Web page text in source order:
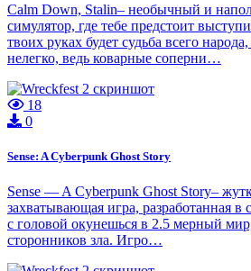
Calm Down, Stalin– необычный и
симулятор, где тебе предстоит
твоих руках будет судьба всего
нелегко, ведь коварные соперни…
18
0
Sense: A Cyberpunk Ghost Story
Sense — A Cyberpunk Ghost Story–
захватывающая игра, разработанная в
с головой окунешься в 2.5 мерный
сторонников зла. Игро…